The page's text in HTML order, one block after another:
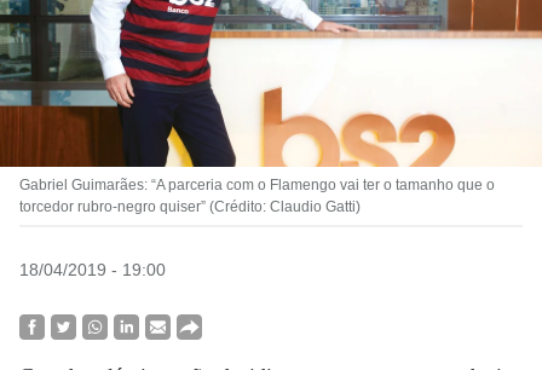
Gabriel Guimarães: “A parceria com o Flamengo vai ter o tamanho que o
torcedor rubro-negro quiser” (Crédito: Claudio Gatti)
18/04/2019 - 19:00